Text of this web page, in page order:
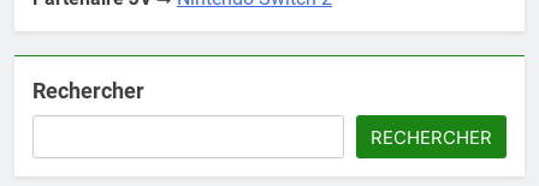
Rechercher
RECHERCHER